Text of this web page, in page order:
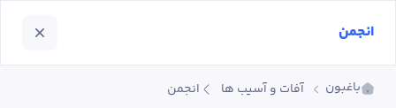
باغبون آفات و آسیب ها انجمن
انجمن